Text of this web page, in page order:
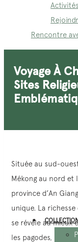
Rencontre
Voyage À
Sites
Située au sud-
Mékong au nord et
province d’An
unique. La
se révèle au mieux
les pagodes, les